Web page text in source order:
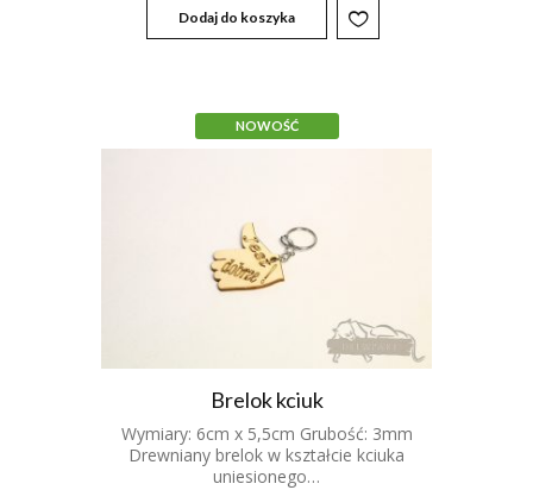
Dodaj do koszyka
NOWOŚĆ
Brelok kciuk
Wymiary: 6cm x 5,5cm Grubość: 3mm
Drewniany brelok w kształcie kciuka
uniesionego…